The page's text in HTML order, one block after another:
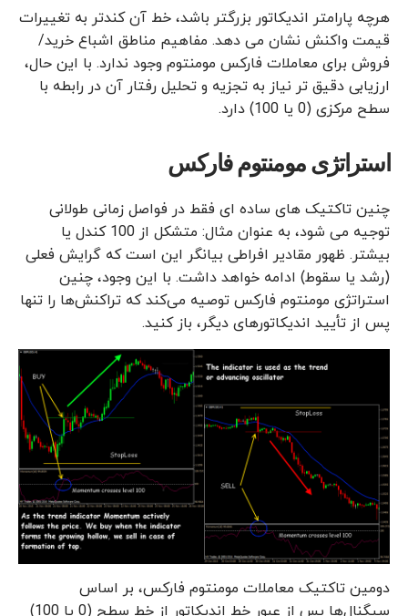
هرچه پارامتر اندیکاتور بزرگتر باشد، خط آن کندتر به تغییرات
قیمت واکنش نشان می دهد. مفاهیم مناطق اشباع خرید/
فروش برای معاملات فارکس مومنتوم وجود ندارد. با این حال،
ارزیابی دقیق تر نیاز به تجزیه و تحلیل رفتار آن در رابطه با
سطح مرکزی (0 یا 100) دارد.
استراتژی مومنتوم فارکس
چنین تاکتیک های ساده ای فقط در فواصل زمانی طولانی
توجیه می شود، به عنوان مثال: متشکل از 100 کندل یا
بیشتر. ظهور مقادیر افراطی بیانگر این است که گرایش فعلی
(رشد یا سقوط) ادامه خواهد داشت. با این وجود، چنین
استراتژی مومنتوم فارکس توصیه می‌کند که تراکنش‌ها را تنها
پس از تأیید اندیکاتورهای دیگر، باز کنید.
دومین تاکتیک معاملات مومنتوم فارکس، بر اساس
سیگنال‌ها پس از عبور خط اندیکاتور از خط سطح (0 یا 100)